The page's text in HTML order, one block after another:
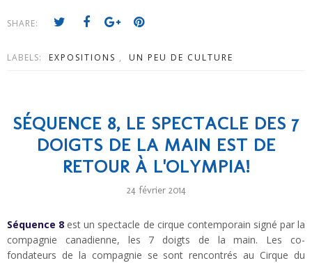
SHARE:
LABELS: EXPOSITIONS , UN PEU DE CULTURE
SÉQUENCE 8, LE SPECTACLE DES 7
DOIGTS DE LA MAIN EST DE
RETOUR À L'OLYMPIA!
24 février 2014
Séquence 8 est un spectacle de cirque contemporain signé par la
compagnie canadienne, les 7 doigts de la main. Les co-
fondateurs de la compagnie se sont rencontrés au Cirque du